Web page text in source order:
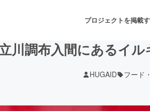
プロジェクトを掲載
川調布入間にあるイ
HUGAID フード